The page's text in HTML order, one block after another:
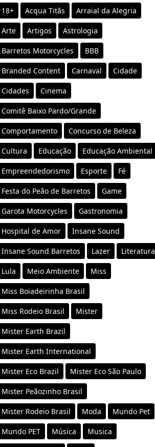
18+ Acqua Titãs Arraial da Alegria
Arte Artigos Astrologia
Barretos Motorcycles BBB
Branded Content Carnaval Cidade
Cidades Cinema
Comitê Baixo Pardo/Grande
Comportamento Concurso de Beleza
Cultura Educação Educação Ambiental
Empreendedorismo Esporte Fé
Festa do Peão de Barretos Game
Garota Motorcycles Gastronomia
Hospital de Amor Insane Sound
Insane Sound Barretos Lazer Literatura
Lula Meio Ambiente Miss
Miss Boiadeirinha Brasil
Miss Rodeio Brasil Mister
Mister Earth Brazil
Mister Earth International
Mister Eco Brazil Mister Eco São Paulo
Mister Peãozinho Brasil
Mister Rodeio Brasil Moda Mundo Pet
Mundo PET Música Musica